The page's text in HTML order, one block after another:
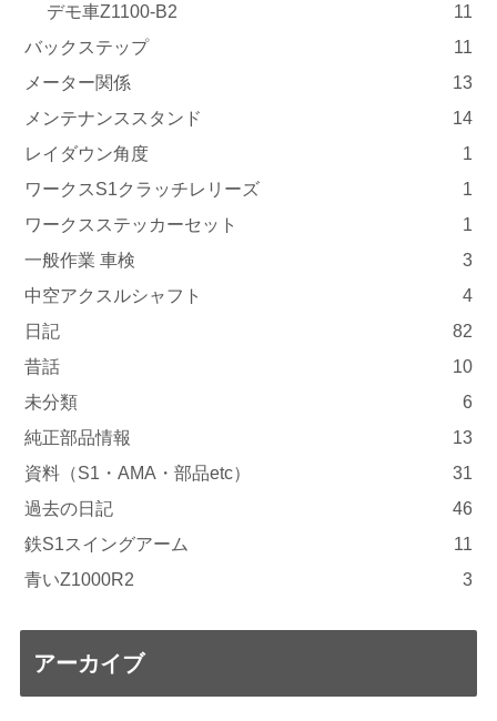
デモ車Z1100-B2
11
バックステップ
11
メーター関係
13
メンテナンススタンド
14
レイダウン角度
1
ワークスS1クラッチレリーズ
1
ワークスステッカーセット
1
一般作業 車検
3
中空アクスルシャフト
4
日記
82
昔話
10
未分類
6
純正部品情報
13
資料（S1・AMA・部品etc）
31
過去の日記
46
鉄S1スイングアーム
11
青いZ1000R2
3
アーカイブ